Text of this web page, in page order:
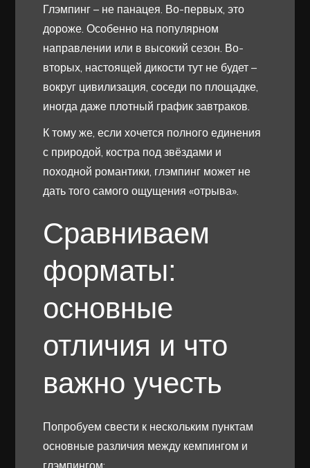
Глэмпинг – не панацея. Во-первых, это
дороже. Особенно на популярном
направлении или в высокий сезон. Во-
вторых, настоящей дикости тут не будет –
вокруг цивилизация, соседи по площадке,
иногда даже плотный график завтраков.
К тому же, если хочется полного единения
с природой, костра под звёздами и
походной романтики, глэмпинг может не
дать того самого ощущения «отрыва».
Сравниваем
форматы:
основные
отличия и что
важно учесть
Попробуем свести к нескольким пунктам
основные различия между кемпингом и
глэмпингом: